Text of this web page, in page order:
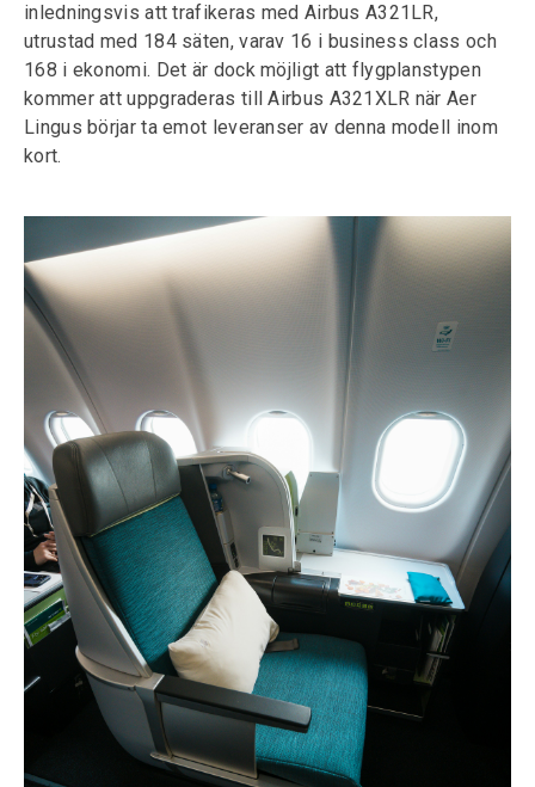
inledningsvis att trafikeras med Airbus A321LR,
utrustad med 184 säten, varav 16 i business class och
168 i ekonomi. Det är dock möjligt att flygplanstypen
kommer att uppgraderas till Airbus A321XLR när Aer
Lingus börjar ta emot leveranser av denna modell inom
kort.